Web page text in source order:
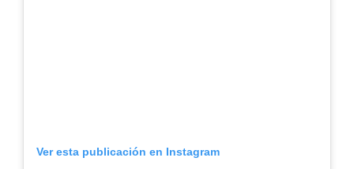
Ver esta publicación en Instagram